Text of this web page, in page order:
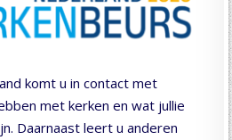
komt u in contact met
met kerken en wat jullie
Daarnaast leert u anderen